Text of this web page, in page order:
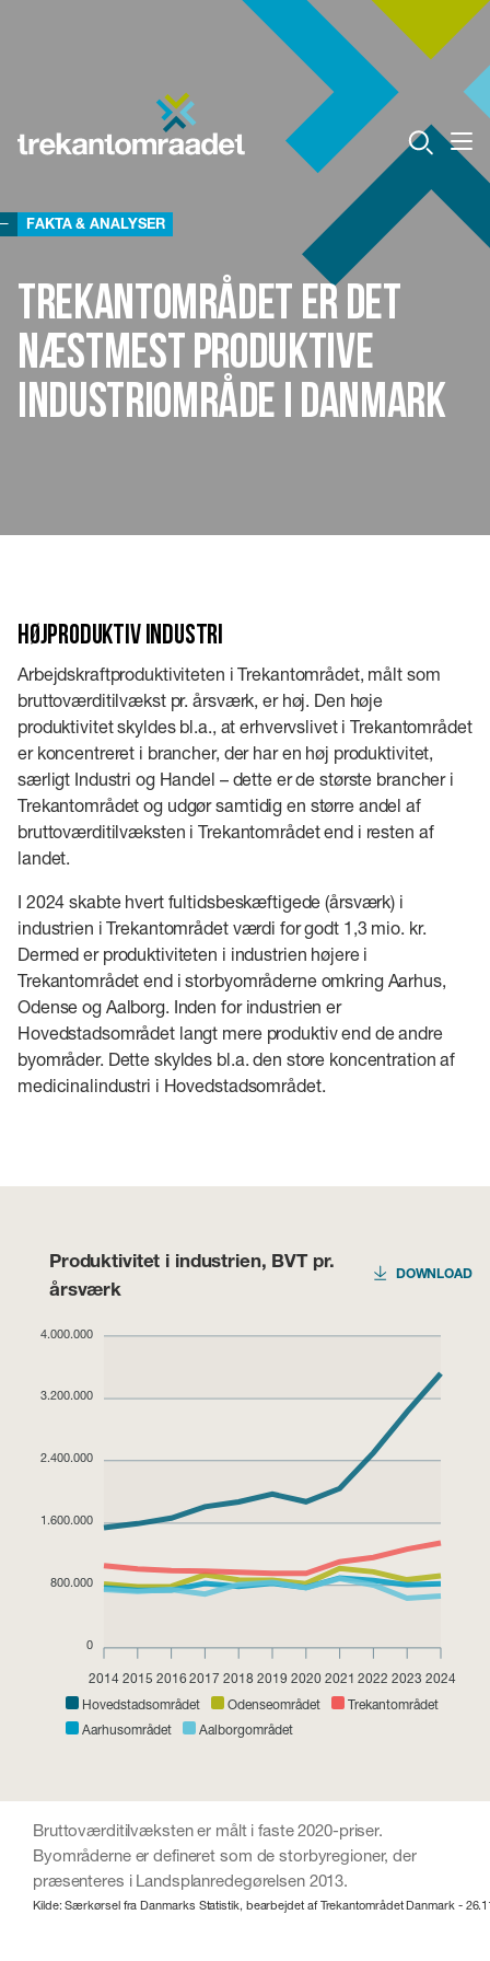
FAKTA & ANALYSER
Trekantområdet er det
næstmest produktive
industriområde i Danmark
Højproduktiv industri
Arbejdskraftproduktiviteten i Trekantområdet, målt som
bruttoværditilvækst pr. årsværk, er høj. Den høje
produktivitet skyldes bl.a., at erhvervslivet i Trekantområdet
er koncentreret i brancher, der har en høj produktivitet,
særligt Industri og Handel – dette er de største brancher i
Trekantområdet og udgør samtidig en større andel af
bruttoværditilvæksten i Trekantområdet end i resten af
landet.
I 2024 skabte hvert fultidsbeskæftigede (årsværk) i
industrien i Trekantområdet værdi for godt 1,3 mio. kr.
Dermed er produktiviteten i industrien højere i
Trekantområdet end i storbyområderne omkring Aarhus,
Odense og Aalborg. Inden for industrien er
Hovedstadsområdet langt mere produktiv end de andre
byområder. Dette skyldes bl.a. den store koncentration af
medicinalindustri i Hovedstadsområdet.
Produktivitet i industrien, BVT pr.
årsværk
Hovedstadsområdet Odenseområdet
Trekantområdet
Aarhusområdet
Aalborgområdet
20142015 20162017 2018 2019 2020 2021 2022 2023 2024
4.000.000
3.200.000
2.400.000
1.600.000
800.000
0
DOWNLOAD
Bruttoværditilvæksten er målt i faste 2020-priser.
Byområderne er defineret som de storbyregioner, der
præsenteres i Landsplanredegørelsen 2013.
Kilde: Særkørsel fra Danmarks Statistik, bearbejdet af Trekantområdet Danmark -